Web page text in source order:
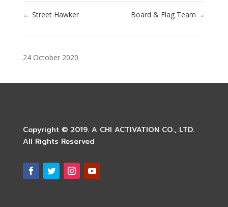
← Street Hawker Board & Flag Team →
24 October 2020
Copyright © 2019. A CHI ACTIVATION CO., LTD.
All Rights Reserved